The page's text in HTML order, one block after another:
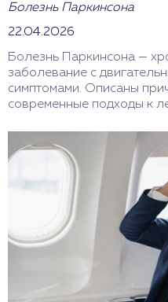
Болезнь Паркинсона
22.04.2026
Болезнь Паркинсона —
заболевание с
симптомами. Описаны
современные подходы к